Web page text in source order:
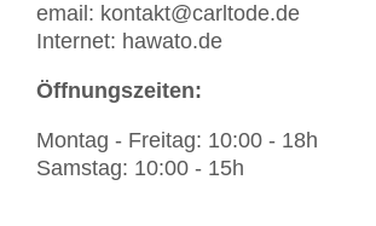
email: kontakt@carltode.de
Internet: hawato.de
Öffnungszeiten:
Montag - Freitag: 10:00 - 18h
Samstag: 10:00 - 15h